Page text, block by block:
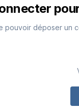
pouvoir déposer un